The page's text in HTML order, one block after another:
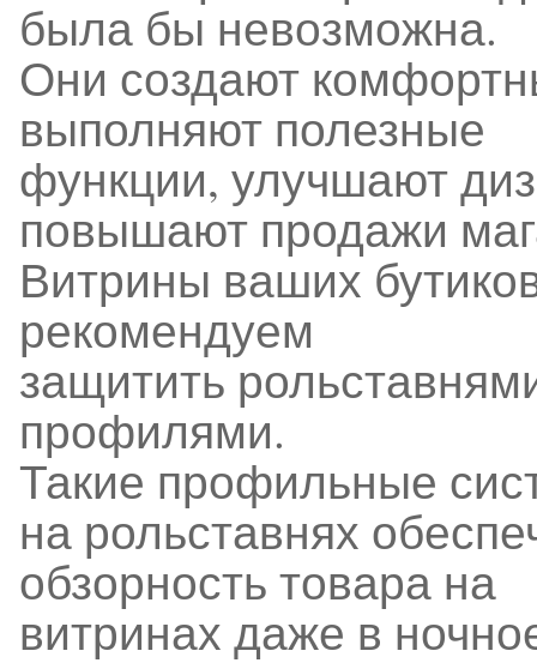
была бы невозможна.
Они создают
выполняют полезные
функции, улучшают
повышают продажи
Витрины ваших
рекомендуем
защитить
профилями.
Такие профильные
на рольставнях
обзорность товара на
витринах даже в